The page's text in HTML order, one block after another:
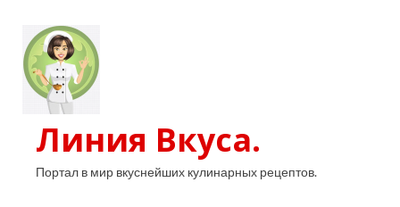
Линия Вкуса.
Портал в мир вкуснейших кулинарных рецептов.